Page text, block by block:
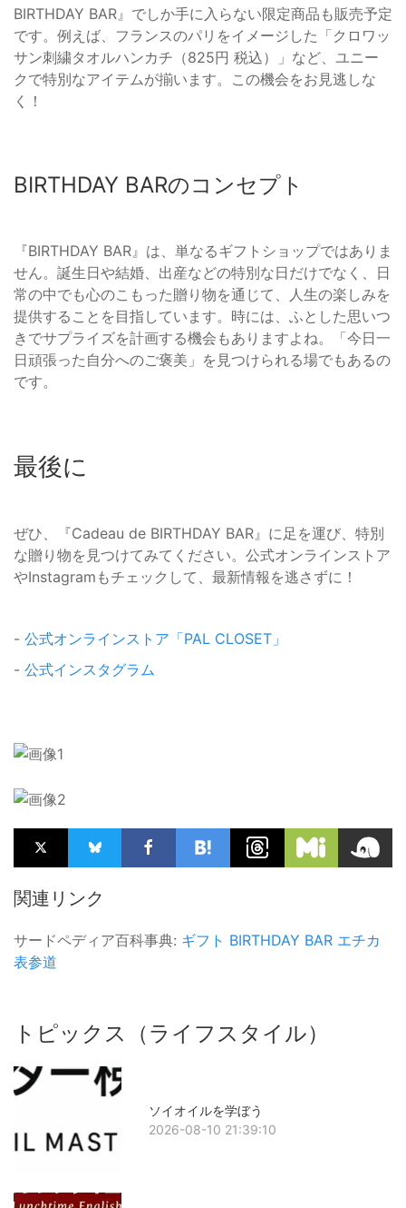
BIRTHDAY BAR』でしか手に入らない限定商品も販売予定
です。例えば、フランスのパリをイメージした「クロワッ
サン刺繍タオルハンカチ（825円 税込）」など、ユニー
クで特別なアイテムが揃います。この機会をお見逃しな
く！
BIRTHDAY BARのコンセプト
『BIRTHDAY BAR』は、単なるギフトショップではありま
せん。誕生日や結婚、出産などの特別な日だけでなく、日
常の中でも心のこもった贈り物を通じて、人生の楽しみを
提供することを目指しています。時には、ふとした思いつ
きでサプライズを計画する機会もありますよね。「今日一
日頑張った自分へのご褒美」を見つけられる場でもあるの
です。
最後に
ぜひ、『Cadeau de BIRTHDAY BAR』に足を運び、特別
な贈り物を見つけてみてください。公式オンラインストア
やInstagramもチェックして、最新情報を逃さずに！
- 公式オンラインストア「PAL CLOSET」
- 公式インスタグラム
関連リンク
サードペディア百科事典: ギフト BIRTHDAY BAR エチカ
表参道
トピックス（ライフスタイル）
ソイオイルを学ぼう
2026-08-10 21:39:10